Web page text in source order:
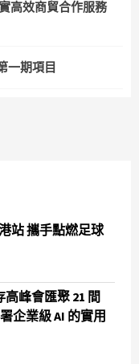
高效商貿合作服務
一期項目
站 攜手點燃足球
峰會匯聚 21 間
企業級 AI 的實用